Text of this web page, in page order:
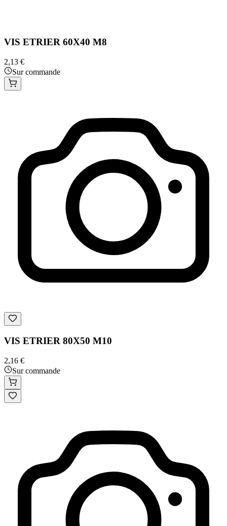
VIS ETRIER 60X40 M8
2,13 €
Sur commande
VIS ETRIER 80X50 M10
2,16 €
Sur commande